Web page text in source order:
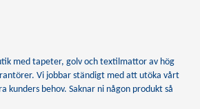
med tapeter, golv och textilmattor av hög
Vi jobbar ständigt med att utöka vårt
kunders behov. Saknar ni någon produkt så